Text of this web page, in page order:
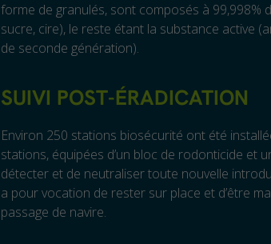
forme de granulés, sont composés à 99,998%
sucre, cire), le reste étant la substance active
de seconde génération).
SUIVI POST-ÉRADICATION
Environ 250 stations biosécurité ont été
stations, équipées d’un bloc de rodonticide et
détecter et de neutraliser toute nouvelle
a pour vocation de rester sur place et d’être
passage de navire.